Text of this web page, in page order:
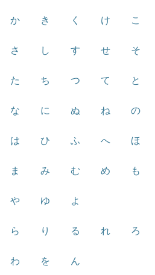
か き く け こ
さ し す せ そ
た ち つ て と
な に ぬ ね の
は ひ ふ へ ほ
ま み む め も
や ゆ よ
ら り る れ ろ
わ を ん